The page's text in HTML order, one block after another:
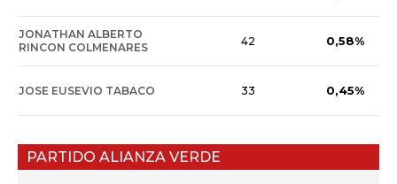
JONATHAN ALBERTO
RINCON COLMENARES
42 0,58%
JOSE EUSEVIO TABACO 33 0,45%
PARTIDO ALIANZA VERDE